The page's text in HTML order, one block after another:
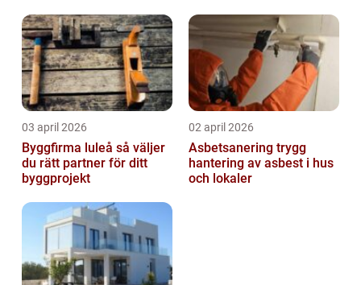
03 april 2026
Byggfirma luleå så väljer
du rätt partner för ditt
byggprojekt
02 april 2026
Asbetsanering trygg
hantering av asbest i hus
och lokaler